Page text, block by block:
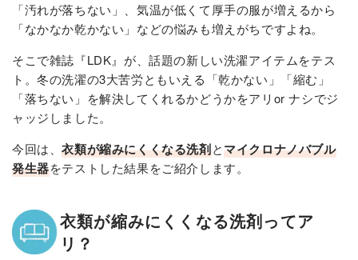
「汚れが落ちない」、気温が低くて厚手の服が増えるから
「なかなか乾かない」などの悩みも増えがちですよね。
そこで雑誌『LDK』が、話題の新しい洗濯アイテムをテス
ト。冬の洗濯の3大苦労ともいえる「乾かない」「縮む」
「落ちない」を解決してくれるかどうかをアリor ナシでジ
ャッジしました。
今回は、衣類が縮みにくくなる洗剤とマイクロナノバブル
発生器をテストした結果をご紹介します。
衣類が縮みにくくなる洗剤ってア
リ？